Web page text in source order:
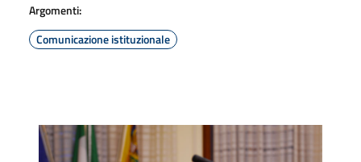
Argomenti:
Comunicazione istituzionale